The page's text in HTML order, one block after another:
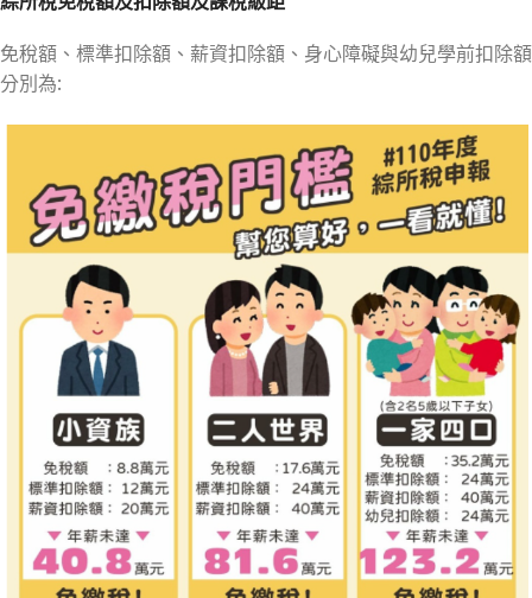
免稅額、標準扣除額、薪資扣除額、身心障礙與幼兒學前扣除額
分別為: